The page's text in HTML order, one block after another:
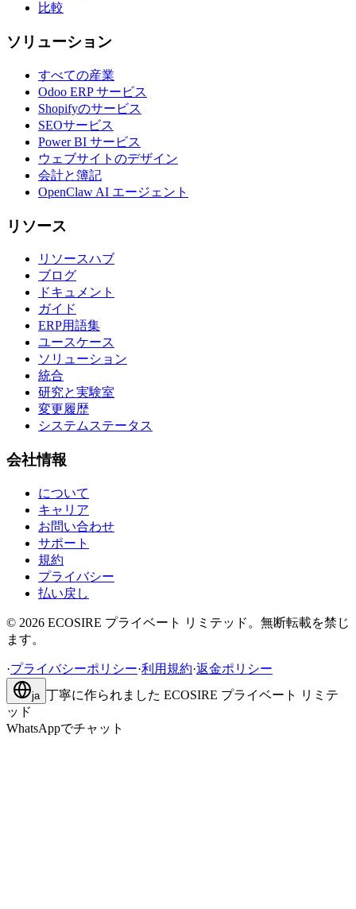
比較
ソリューション
すべての産業
Odoo ERP サービス
Shopifyのサービス
SEOサービス
Power BI サービス
ウェブサイトのデザイン
会計と簿記
OpenClaw AI エージェント
リソース
リソースハブ
ブログ
ドキュメント
ガイド
ERP用語集
ユースケース
ソリューション
統合
研究と実験室
変更履歴
システムステータス
会社情報
について
キャリア
お問い合わせ
サポート
規約
プライバシー
払い戻し
© 2026 ECOSIRE プライベート リミテッド。無断転載を禁じ
ます。
·プライバシーポリシー·利用規約·返金ポリシー
ja 丁寧に作られました ECOSIRE プライベート リミテ
ッド
WhatsAppでチャット